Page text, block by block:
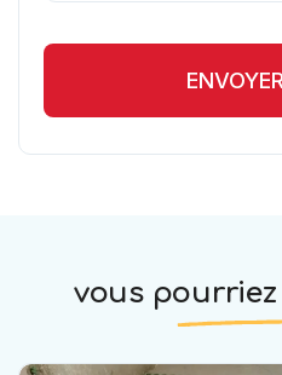
ENVOYER
vous pourriez